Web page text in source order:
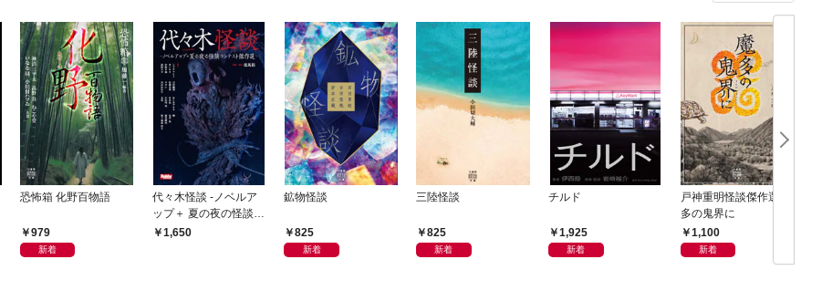
恐怖箱 化野百物語
979
新着
代々木怪談 -ノベルア
ップ＋ 夏の夜の怪談コ
ンテスト傑作選-
1,650
鉱物怪談
825
新着
三陸怪談
825
新着
チルド
1,925
新着
戸神重明怪談傑作選 魔
多の鬼界に
1,100
新着